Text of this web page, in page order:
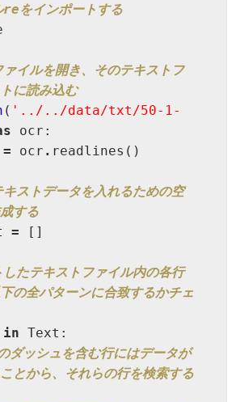
reをインポートする
イルを開き、そのテキストフ
に読み込む
( '../../data/txt/50-1-
ocr:
= ocr . readlines()
ストデータを入れるための空
する
= []
たテキストファイル内の各行
の全パターンに合致するかチェ
in Text:
ダッシュを含む行にはデータが
とから、それらの行を検索する